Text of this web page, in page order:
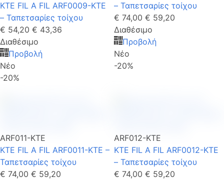
KTE FIL A FIL ARF0009-KTE
– Ταπετσαρίες τοίχου
€ 54,20 € 43,36
Διαθέσιμο
Προβολή
Νέο
-20%
– Ταπετσαρίες τοίχου
€ 74,00 € 59,20
Διαθέσιμο
Προβολή
Νέο
-20%
ARF011-KTE
KTE FIL A FIL ARF0011-KTE –
Ταπετσαρίες τοίχου
€ 74,00 € 59,20
ARF012-KTE
KTE FIL A FIL ARF0012-KTE
– Ταπετσαρίες τοίχου
€ 74,00 € 59,20